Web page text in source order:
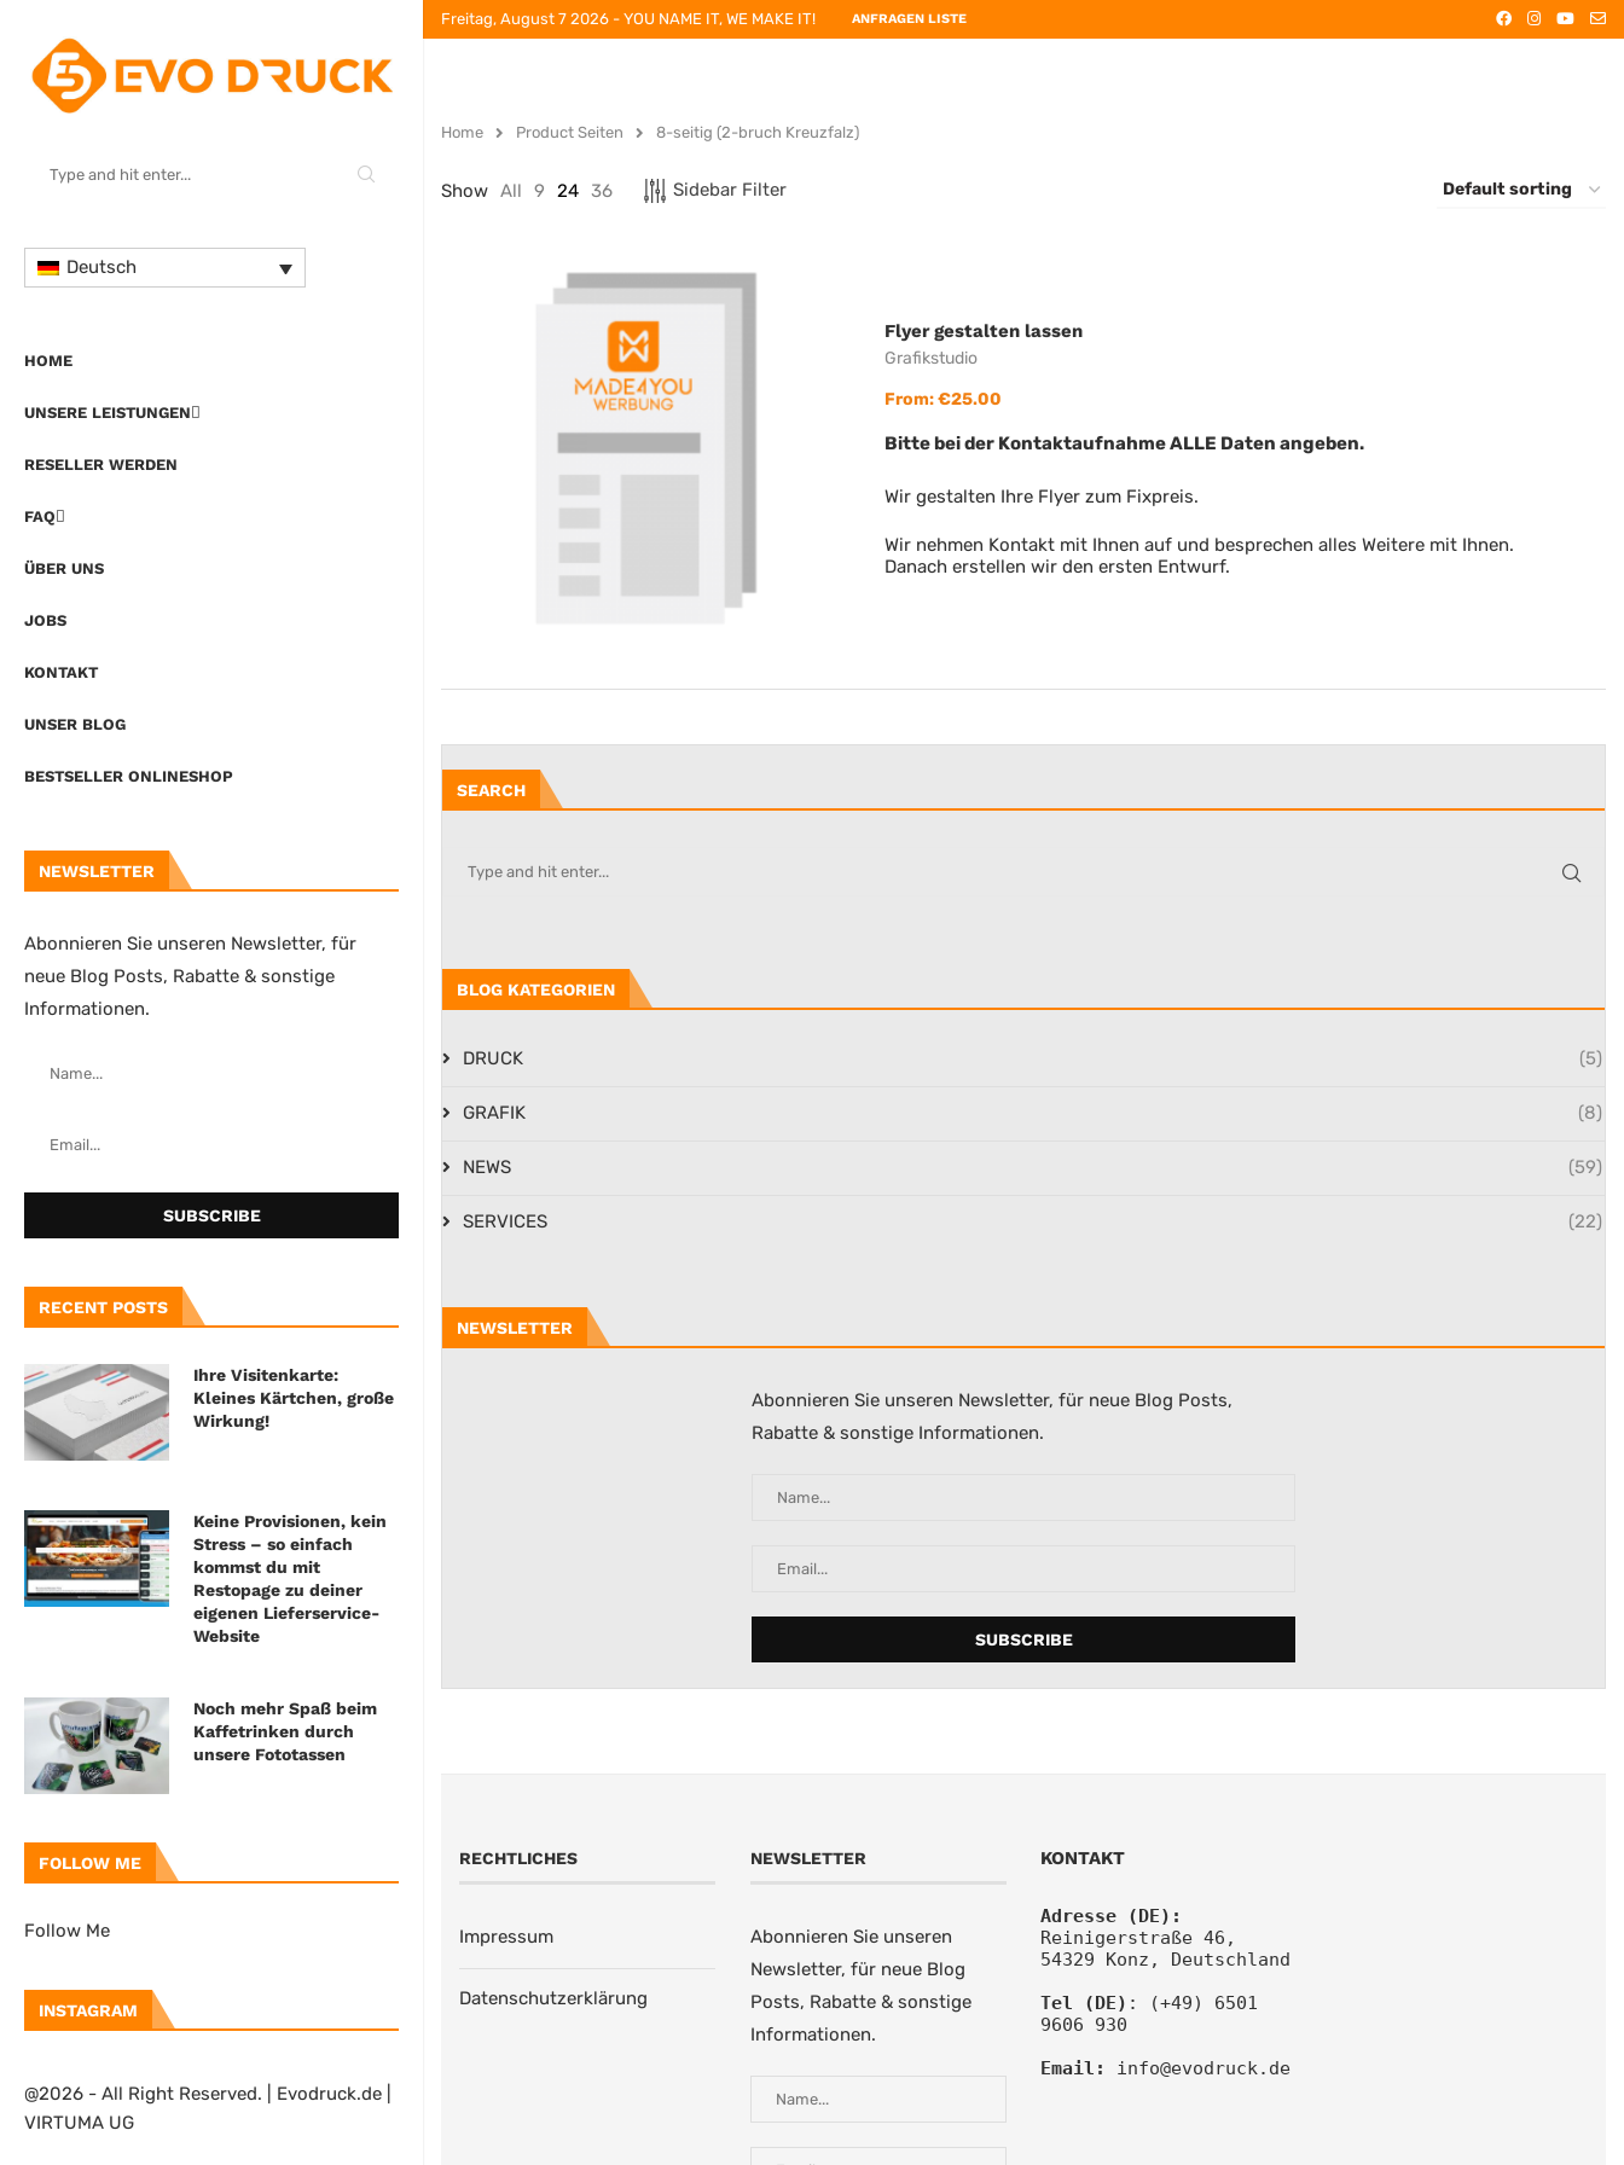
Deutsch
HOME
UNSERE LEISTUNGEN
RESELLER WERDEN
FAQ
ÜBER UNS
JOBS
KONTAKT
UNSER BLOG
BESTSELLER ONLINESHOP
NEWSLETTER
Abonnieren Sie unseren Newsletter, für
neue Blog Posts, Rabatte & sonstige
Informationen.
RECENT POSTS
Ihre Visitenkarte:
Kleines Kärtchen, große
Wirkung!
Keine Provisionen, kein
Stress – so einfach
kommst du mit
Restopage zu deiner
eigenen Lieferservice-
Website
Noch mehr Spaß beim
Kaffetrinken durch
unsere Fototassen
FOLLOW ME
Follow Me
INSTAGRAM
@2026 - All Right Reserved. | Evodruck.de |
VIRTUMA UG
Freitag, August 7 2026 - YOU NAME IT, WE MAKE IT! ANFRAGEN LISTE
Home Product Seiten 8-seitig (2-bruch Kreuzfalz)
Show All 9 24 36 Sidebar Filter
Flyer gestalten lassen
Grafikstudio
From:€25.00
Bitte bei der Kontaktaufnahme ALLE Daten angeben.
Wir gestalten Ihre Flyer zum Fixpreis.
Wir nehmen Kontakt mit Ihnen auf und besprechen alles Weitere mit Ihnen.
Danach erstellen wir den ersten Entwurf.
SEARCH
BLOG KATEGORIEN
DRUCK (5)
GRAFIK (8)
NEWS (59)
SERVICES (22)
NEWSLETTER
Abonnieren Sie unseren Newsletter, für neue Blog Posts,
Rabatte & sonstige Informationen.
RECHTLICHES
Impressum
Datenschutzerklärung
NEWSLETTER
Abonnieren Sie unseren
Newsletter, für neue Blog
Posts, Rabatte & sonstige
Informationen.
KONTAKT
Adresse (DE):
Reinigerstraße 46,
54329 Konz, Deutschland
Tel (DE) : (+49) 6501
9606 930
Email:
info@evodruck.de